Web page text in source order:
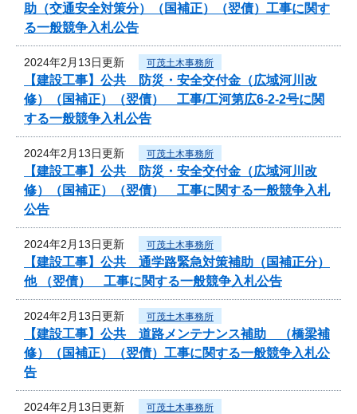
助（交通安全対策分）（国補正）（翌債）工事に関す
る一般競争入札公告
2024年2月13日更新 可茂土木事務所
【建設工事】公共 防災・安全交付金（広域河川改
修）（国補正）（翌債） 工事/工河第広6-2-2号に関
する一般競争入札公告
2024年2月13日更新 可茂土木事務所
【建設工事】公共 防災・安全交付金（広域河川改
修）（国補正）（翌債） 工事に関する一般競争入札
公告
2024年2月13日更新 可茂土木事務所
【建設工事】公共 通学路緊急対策補助（国補正分）
他 （翌債） 工事に関する一般競争入札公告
2024年2月13日更新 可茂土木事務所
【建設工事】公共 道路メンテナンス補助 （橋梁補
修）（国補正）（翌債）工事に関する一般競争入札公
告
2024年2月13日更新 可茂土木事務所